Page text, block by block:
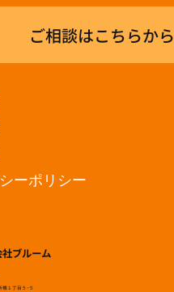
4回 銀座共創ベース
ブルーム
橋１丁目５−５
ーポリシー
ご相談はこちらから